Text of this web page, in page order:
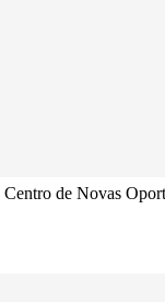
de Novas